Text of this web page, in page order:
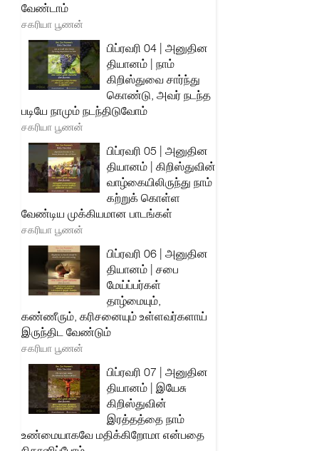
வேண்டாம்
சகரியா பூணன்
பிப்ரவரி 04 | அனுதின
தியானம் | நாம்
கிறிஸ்துவை சார்ந்து
கொண்டு, அவர் நடந்த
படியே நாமும் நடந்திடுவோம்
சகரியா பூணன்
பிப்ரவரி 05 | அனுதின
தியானம் | கிறிஸ்துவின்
வாழ்கையிலிருந்து நாம்
கற்றுக் கொள்ள
வேண்டிய முக்கியமான பாடங்கள்
சகரியா பூணன்
பிப்ரவரி 06 | அனுதின
தியானம் | சபை
மேய்ப்பர்கள்
தாழ்மையும்,
கண்ணீரும், கரிசனையும் உள்ளவர்களாய்
இருந்திட வேண்டும்
சகரியா பூணன்
பிப்ரவரி 07 | அனுதின
தியானம் | இயேசு
கிறிஸ்துவின்
இரத்தத்தை நாம்
உண்மையாகவே மதிக்கிறோமா என்பதை